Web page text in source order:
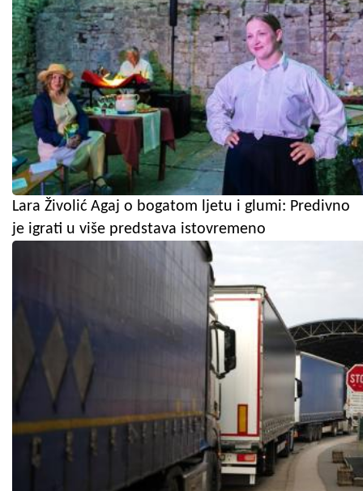
Lara Živolić Agaj o bogatom ljetu i glumi: Predivno
je igrati u više predstava istovremeno